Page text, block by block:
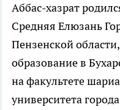
Аббас-хазрат
Средняя Елюзань
Пензенской
образование в
на факультете
университета